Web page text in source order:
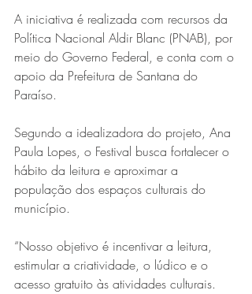
Série MPB abre temporada de
shows em Ipatinga com Flávio
Venturini
A iniciativa é realizada com recursos da
Política Nacional Aldir Blanc (PNAB), por
meio do Governo Federal, e conta com o
apoio da Prefeitura de Santana do
Paraíso.
Segundo a idealizadora do projeto, Ana
Paula Lopes, o Festival busca fortalecer o
hábito da leitura e aproximar a
população dos espaços culturais do
município.
“Nosso objetivo é incentivar a leitura,
estimular a criatividade, o lúdico e o
acesso gratuito às atividades culturais.